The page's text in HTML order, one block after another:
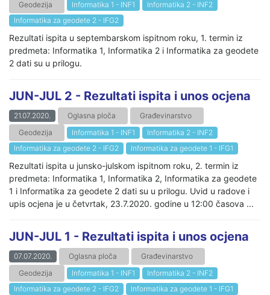
Geodezija
Informatika 1 - INF1
Informatika 2 - INF2
Informatika za geodete 2 - IFG2
Rezultati ispita u septembarskom ispitnom roku, 1. termin iz
predmeta: Informatika 1, Informatika 2 i Informatika za geodete
2 dati su u prilogu.
JUN-JUL 2 - Rezultati ispita i unos ocjena
21.07.2020. Oglasna ploča
Građevinarstvo
Geodezija
Informatika 1 - INF1
Informatika 2 - INF2
Informatika za geodete 2 - IFG2
Informatika za geodete 1 - IFG1
Rezultati ispita u junsko-julskom ispitnom roku, 2. termin iz
predmeta: Informatika 1, Informatika 2, Informatika za geodete
1 i Informatika za geodete 2 dati su u prilogu. Uvid u radove i
upis ocjena je u četvrtak, 23.7.2020. godine u 12:00 časova ...
JUN-JUL 1 - Rezultati ispita i unos ocjena
07.07.2020. Oglasna ploča
Građevinarstvo
Geodezija
Informatika 1 - INF1
Informatika 2 - INF2
Informatika za geodete 2 - IFG2
Informatika za geodete 1 - IFG1